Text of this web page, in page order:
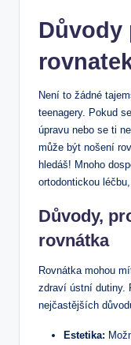
Důvody
Není to žádné
teenagery. Pokud
úpravu nebo se ti
může být nošení
hledáš! Mnoho
ortodontickou
Důvody,
rovnátka
Rovnátka mohou
zdraví ústní dutiny.
nejčastějších
Estetika: